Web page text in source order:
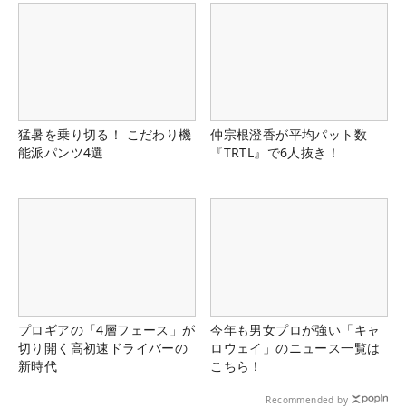
猛暑を乗り切る！ こだわり機
能派パンツ4選
仲宗根澄香が平均パット数
『TRTL』で6人抜き！
プロギアの「4層フェース」が
切り開く高初速ドライバーの
新時代
今年も男女プロが強い「キャ
ロウェイ」のニュース一覧は
こちら！
Recommended by